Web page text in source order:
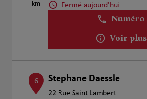
km
Fermé aujourd'hui
Numéro
Voir plus
6 Stephane Daessle
22 Rue Saint Lambert